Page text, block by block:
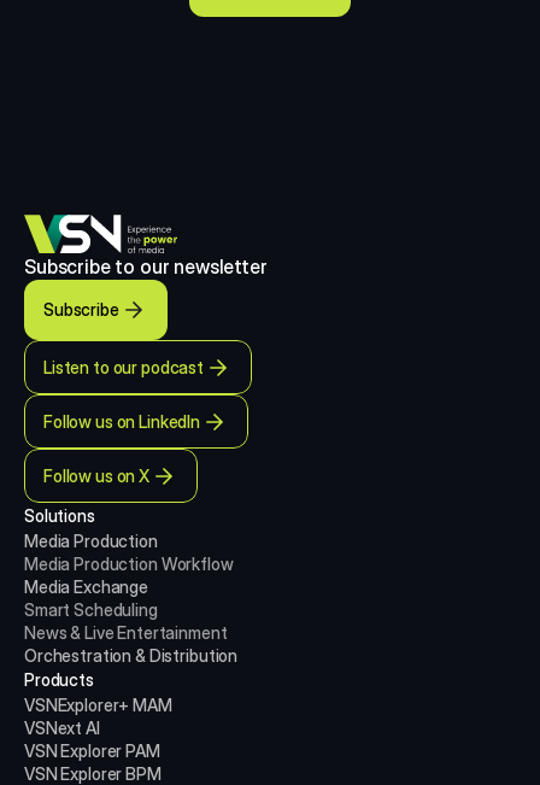
Subscribe to our newsletter
Subscribe
Listen to our podcast
Follow us on LinkedIn
Follow us on X
Solutions
Media Production
Media Production Workflow
Media Exchange
Smart Scheduling
News & Live Entertainment
Orchestration & Distribution
Products
VSNExplorer+ MAM
VSNext AI
VSN Explorer PAM
VSN Explorer BPM